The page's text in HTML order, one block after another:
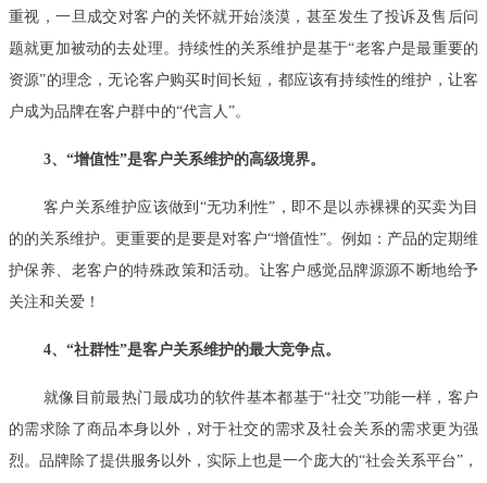
重视，一旦成交对客户的关怀就开始淡漠，甚至发生了投诉及售后问
题就更加被动的去处理。持续性的关系维护是基于“老客户是最重要的
资源”的理念，无论客户购买时间长短，都应该有持续性的维护，让客
户成为品牌在客户群中的“代言人”。
3、“增值性”是客户关系维护的高级境界。
客户关系维护应该做到“无功利性”，即不是以赤裸裸的买卖为目
的的关系维护。更重要的是要是对客户“增值性”。例如：产品的定期维
护保养、老客户的特殊政策和活动。让客户感觉品牌源源不断地给予
关注和关爱！
4、“社群性”是客户关系维护的最大竞争点。
就像目前最热门最成功的软件基本都基于“社交”功能一样，客户
的需求除了商品本身以外，对于社交的需求及社会关系的需求更为强
烈。品牌除了提供服务以外，实际上也是一个庞大的“社会关系平台”，